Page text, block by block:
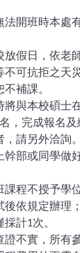
法開班時本處
放假日，依老
不可抗拒之天
補課。
將與本校碩士
名，完成報名及
請另外洽詢。
幹部或同學做
課程不授予學
後依規定辦理
採計1次。
證不實，所有